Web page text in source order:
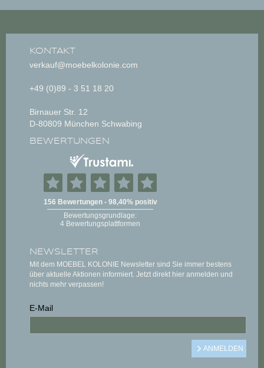
KONTAKT
verkauf@moebelkolonie.com
+49 (0)89 - 3 51 18 20
Birnauer Str. 12
D-80809 München Schwabing
BEWERTUNGEN
NEWSLETTER
Mit dem MOEBEL KOLONIE Newsletter sind Sie immer bestens
über aktuelle Aktionen informiert. Jetzt direkt hier anmelden und
nichts mehr verpassen!
E-Mail